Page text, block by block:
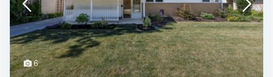
6